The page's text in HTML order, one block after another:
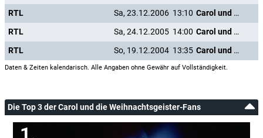
RTL
Sa, 23.12.2006 13:10
Carol und die Weihnachtsgeister
RTL
Sa, 24.12.2005 14:00
Carol und die Weihnachtsgeister
RTL
So, 19.12.2004 13:35 Carol und die Weihnachtsgeister
Daten & Zeiten kalendarisch. Alle Angaben ohne Gewähr auf Vollständigkeit.
Die Top 3 der Carol und die Weihnachtsgeister-Fans